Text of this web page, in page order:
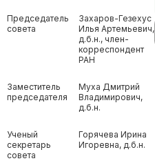
Председатель
совета
Захаров-Гезехус
Илья Артемьевич,
д.б.н., член-
корреспондент
РАН
Заместитель
председателя
Муха Дмитрий
Владимирович,
д.б.н.
Ученый
секретарь
совета
Горячева Ирина
Игоревна, д.б.н.